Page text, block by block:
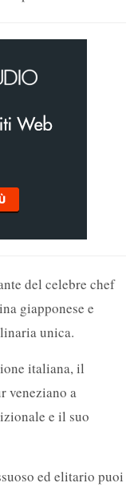
del celebre chef
giapponese e
unica.
italiana, il
veneziano a
e il suo
ed elitario puoi